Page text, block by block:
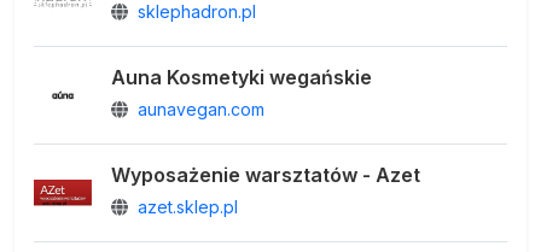
sklephadron.pl
Auna Kosmetyki wegańskie
aunavegan.com
Wyposażenie warsztatów - Azet
azet.sklep.pl